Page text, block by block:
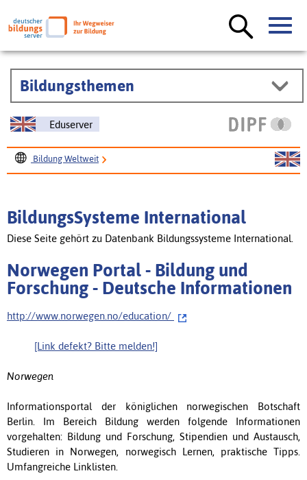
Bildungsthemen
Eduserver
Bildung Weltweit
BildungsSysteme International
Diese Seite gehört zu Datenbank Bildungssysteme International.
Norwegen Portal - Bildung und
Forschung - Deutsche Informationen
http://www.norwegen.no/education/
[Link defekt? Bitte melden!]
Norwegen
Informationsportal der königlichen norwegischen Botschaft
Berlin. Im Bereich Bildung werden folgende Informationen
vorgehalten: Bildung und Forschung, Stipendien und Austausch,
Studieren in Norwegen, norwegisch Lernen, praktische Tipps.
Umfangreiche Linklisten.